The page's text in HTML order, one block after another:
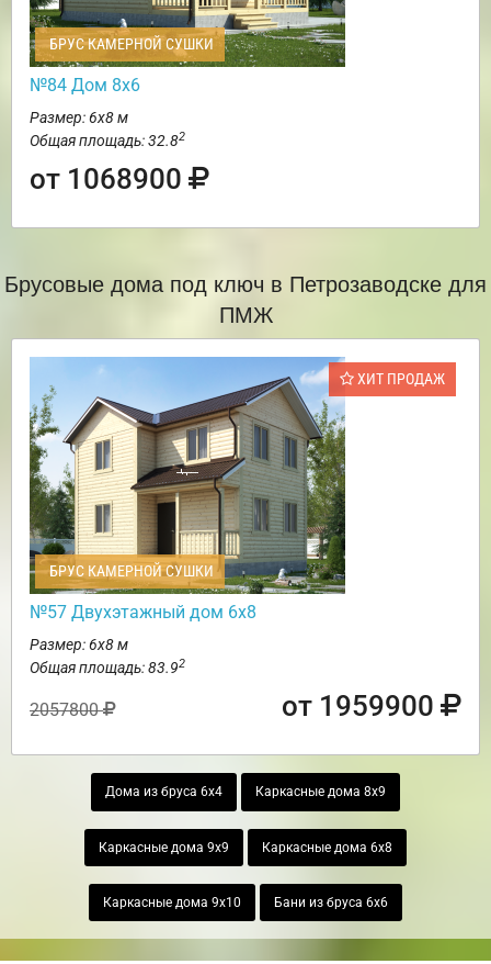
БРУС КАМЕРНОЙ СУШКИ
№84 Дом 8х6
Размер: 6х8 м
Общая площадь: 32.82
от 1068900
Брусовые дома под ключ в Петрозаводске для
ПМЖ
ХИТ ПРОДАЖ
БРУС КАМЕРНОЙ СУШКИ
№57 Двухэтажный дом 6х8
Размер: 6х8 м
Общая площадь: 83.92
2057800 от 1959900
Дома из бруса 6х4 Каркасные дома 8х9
Каркасные дома 9х9 Каркасные дома 6х8
Каркасные дома 9х10 Бани из бруса 6х6